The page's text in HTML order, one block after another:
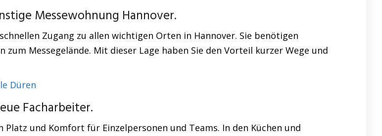
Messewohnung Hannover.
Zugang zu allen wichtigen Orten in Hannover. Sie benötigen
Messegelände. Mit dieser Lage haben Sie den Vorteil kurzer Wege und
Düren
Facharbeiter.
und Komfort für Einzelpersonen und Teams. In den Küchen und